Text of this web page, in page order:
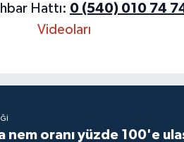
Hattı: 0 (540) 010 74
Videoları
nem oranı yüzde 100'e